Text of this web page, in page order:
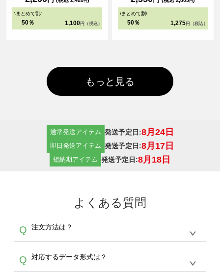
\まとめて割/
50％ 1,100 円（税込）
\まとめて割/
50％ 1,275 円（税込）
もっと見る
通常発送アイテム 発送予定日:8月24日
即日発送アイテム 発送予定日:8月17日
短納期アイテム 発送予定日:8月18日
よくある質問
Q 注文方法は？
A
生産にて承っております。デザインツールから
デザインの作成から決済まで完了できます。
Q 対応するデータ形式は？